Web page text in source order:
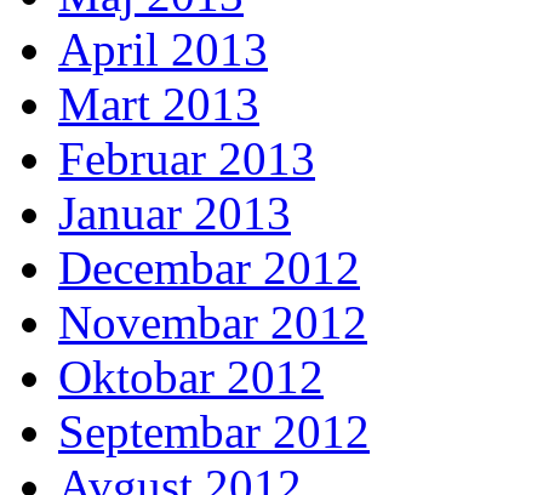
April 2013
Mart 2013
Februar 2013
Januar 2013
Decembar 2012
Novembar 2012
Oktobar 2012
Septembar 2012